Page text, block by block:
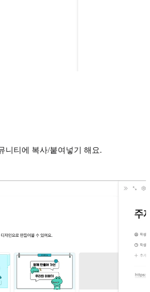
니티에 복사/붙여넣기 해요.